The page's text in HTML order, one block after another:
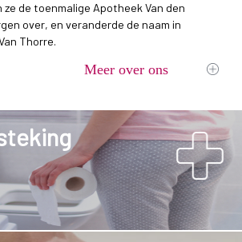
ze de toenmalige Apotheek Van den
over, en veranderde de naam in
Thorre.
Meer over ons